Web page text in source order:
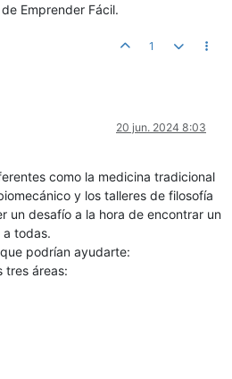
Emprender Fácil.
1
20 jun. 2024 8:03
como la medicina tradicional
y los talleres de filosofía
un desafío a la hora de encontrar un
a todas.
podrían ayudarte:
tres áreas: